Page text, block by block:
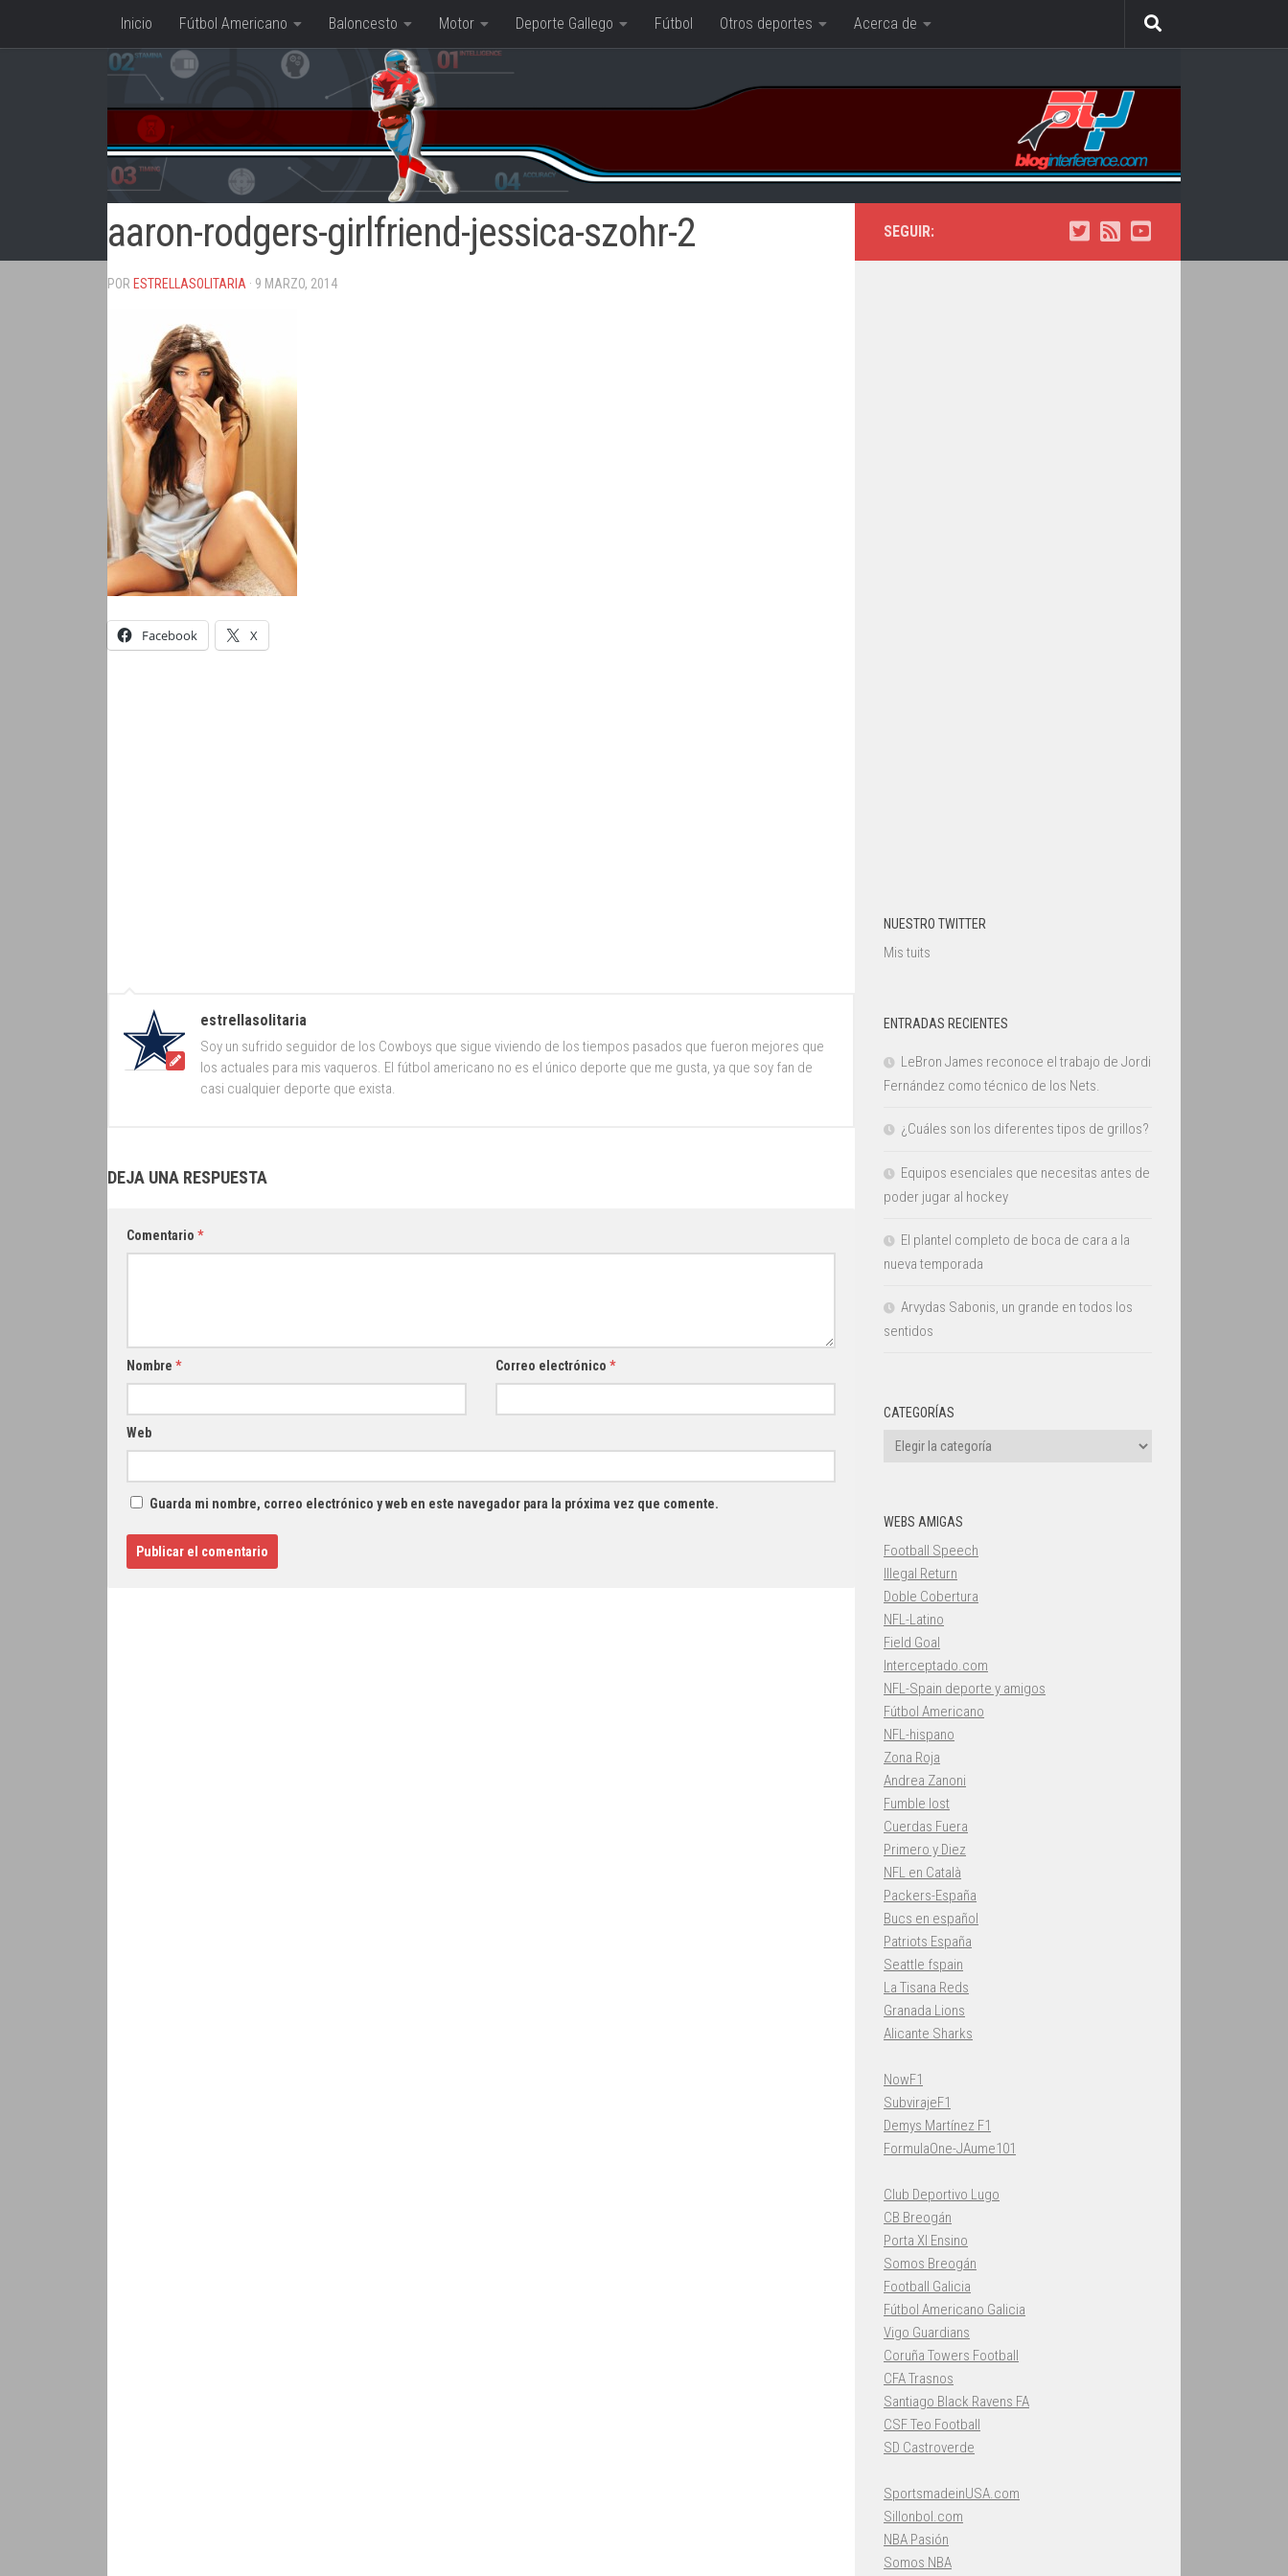
Saltar al contenido
Inicio Fútbol Americano Baloncesto Motor Deporte Gallego Fútbol Otros deportes Acerca de
aaron-rodgers-girlfriend-jessica-szohr-2
POR ESTRELLASOLITARIA · 9 MARZO, 2014
Facebook X
estrellasolitaria
Soy un sufrido seguidor de los Cowboys que sigue viviendo de los tiempos pasados que fueron mejores que
los actuales para mis vaqueros. El fútbol americano no es el único deporte que me gusta, ya que soy fan de
casi cualquier deporte que exista.
DEJA UNA RESPUESTA
Comentario *
Nombre * Correo electrónico *
Web
Guarda mi nombre, correo electrónico y web en este navegador para la próxima vez que comente.
SEGUIR:
NUESTRO TWITTER
Mis tuits
ENTRADAS RECIENTES
LeBron James reconoce el trabajo de Jordi
Fernández como técnico de los Nets.
¿Cuáles son los diferentes tipos de grillos?
Equipos esenciales que necesitas antes de
poder jugar al hockey
El plantel completo de boca de cara a la
nueva temporada
Arvydas Sabonis, un grande en todos los
sentidos
CATEGORÍAS
Categorías
WEBS AMIGAS
Football Speech
Illegal Return
Doble Cobertura
NFL-Latino
Field Goal
Interceptado.com
NFL-Spain deporte y amigos
Fútbol Americano
NFL-hispano
Zona Roja
Andrea Zanoni
Fumble lost
Cuerdas Fuera
Primero y Diez
NFL en Català
Packers-España
Bucs en español
Patriots España
Seattle fspain
La Tisana Reds
Granada Lions
Alicante Sharks
NowF1
SubvirajeF1
Demys Martínez F1
FormulaOne-JAume101
Club Deportivo Lugo
CB Breogán
Porta XI Ensino
Somos Breogán
Football Galicia
Fútbol Americano Galicia
Vigo Guardians
Coruña Towers Football
CFA Trasnos
Santiago Black Ravens FA
CSF Teo Football
SD Castroverde
SportsmadeinUSA.com
Sillonbol.com
NBA Pasión
Somos NBA